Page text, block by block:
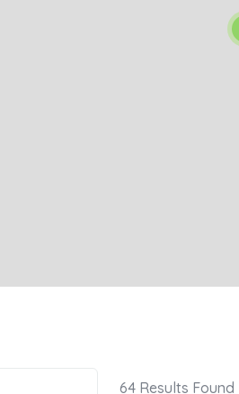
64Results Found